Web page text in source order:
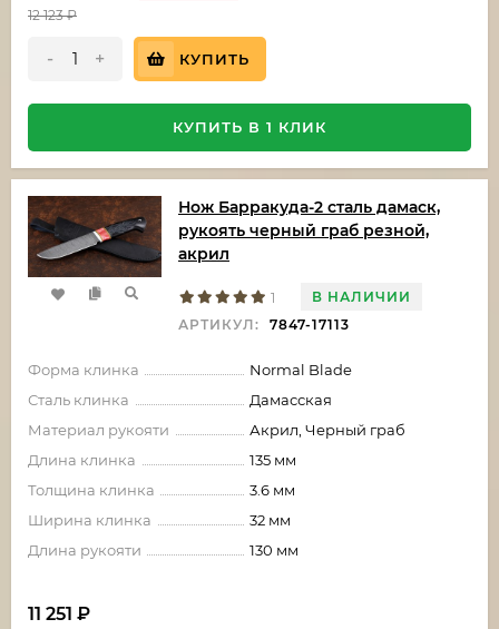
12 123₽
- + КУПИТЬ
КУПИТЬ В 1 КЛИК
Нож Барракуда-2 сталь дамаск,
рукоять черный граб резной,
акрил
1
В НАЛИЧИИ
АРТИКУЛ:
7847-17113
Форма клинка
Normal Blade
Сталь клинка
Дамасская
Материал рукояти
Акрил, Черный граб
Длина клинка
135 мм
Толщина клинка
3.6 мм
Ширина клинка
32 мм
Длина рукояти
130 мм
11 251 ₽